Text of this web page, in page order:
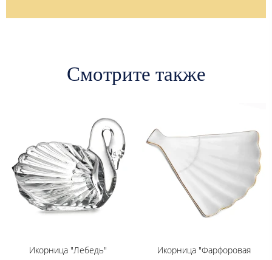
Смотрите также
Икорница "Лебедь"
Икорница "Фарфоровая